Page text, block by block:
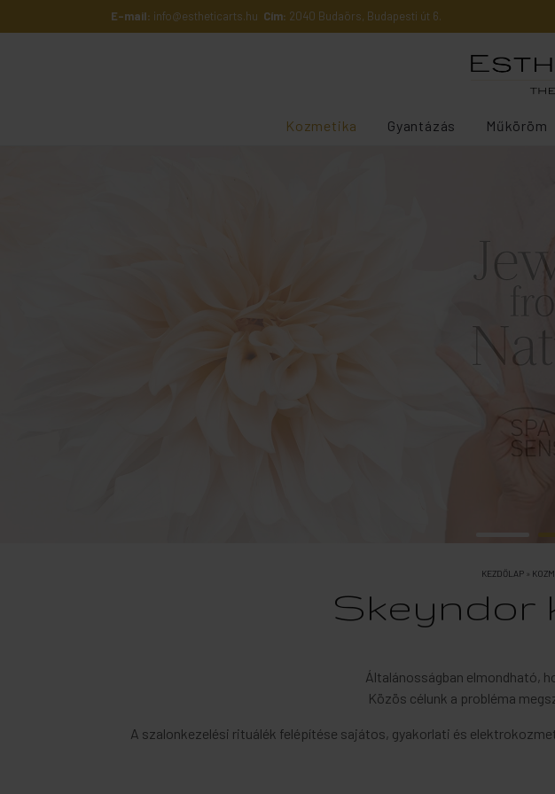
E-mail: info@estheticarts.hu Cím: 2040 Budaörs, Budapesti út 6.
Kozmetika Gyantázás Műköröm
KEZDŐLAP»
Skeyndor
Általánosságban elmondható,
Közös célunk a probléma
A szalonkezelési rituálék felépítése sajátos, gyakorlati és